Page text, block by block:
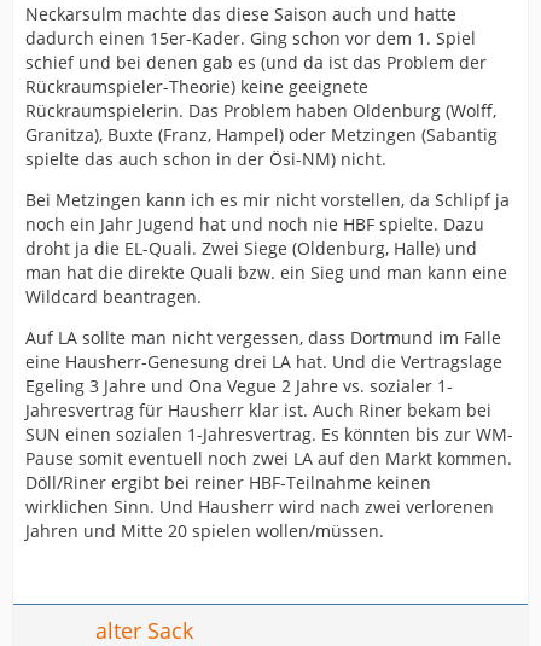
Neckarsulm machte das diese Saison auch und hatte
dadurch einen 15er-Kader. Ging schon vor dem 1. Spiel
schief und bei denen gab es (und da ist das Problem der
Rückraumspieler-Theorie) keine geeignete
Rückraumspielerin. Das Problem haben Oldenburg (Wolff,
Granitza), Buxte (Franz, Hampel) oder Metzingen (Sabantig
spielte das auch schon in der Ösi-NM) nicht.
Bei Metzingen kann ich es mir nicht vorstellen, da Schlipf ja
noch ein Jahr Jugend hat und noch nie HBF spielte. Dazu
droht ja die EL-Quali. Zwei Siege (Oldenburg, Halle) und
man hat die direkte Quali bzw. ein Sieg und man kann eine
Wildcard beantragen.
Auf LA sollte man nicht vergessen, dass Dortmund im Falle
eine Hausherr-Genesung drei LA hat. Und die Vertragslage
Egeling 3 Jahre und Ona Vegue 2 Jahre vs. sozialer 1-
Jahresvertrag für Hausherr klar ist. Auch Riner bekam bei
SUN einen sozialen 1-Jahresvertrag. Es könnten bis zur WM-
Pause somit eventuell noch zwei LA auf den Markt kommen.
Döll/Riner ergibt bei reiner HBF-Teilnahme keinen
wirklichen Sinn. Und Hausherr wird nach zwei verlorenen
Jahren und Mitte 20 spielen wollen/müssen.
alter Sack